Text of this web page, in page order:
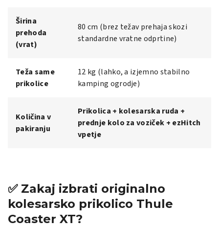
Širina
prehoda
(vrat)
80 cm (brez težav prehaja skozi
standardne vratne odprtine)
Teža same
prikolice
12 kg (lahko, a izjemno stabilno
kamping ogrodje)
Količina v
pakiranju
Prikolica + kolesarska ruda +
prednje kolo za voziček + ezHitch
vpetje
✅ Zakaj izbrati originalno
kolesarsko prikolico Thule
Coaster XT?